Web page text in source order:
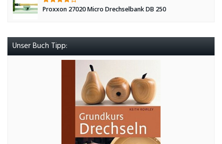
Proxxon 27020 Micro Drechselbank DB 250
Unser Buch Tipp: